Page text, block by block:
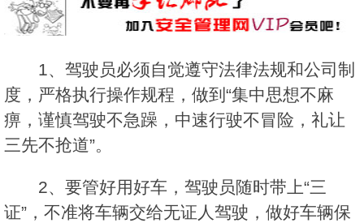
1、驾驶员必须自觉遵守法律法规和公司制
度，严格执行操作规程，做到“集中思想不麻
痹，谨慎驾驶不急躁，中速行驶不冒险，礼让
三先不抢道”。
2、要管好用好车，驾驶员随时带上“三
证”，不准将车辆交给无证人驾驶，做好车辆保